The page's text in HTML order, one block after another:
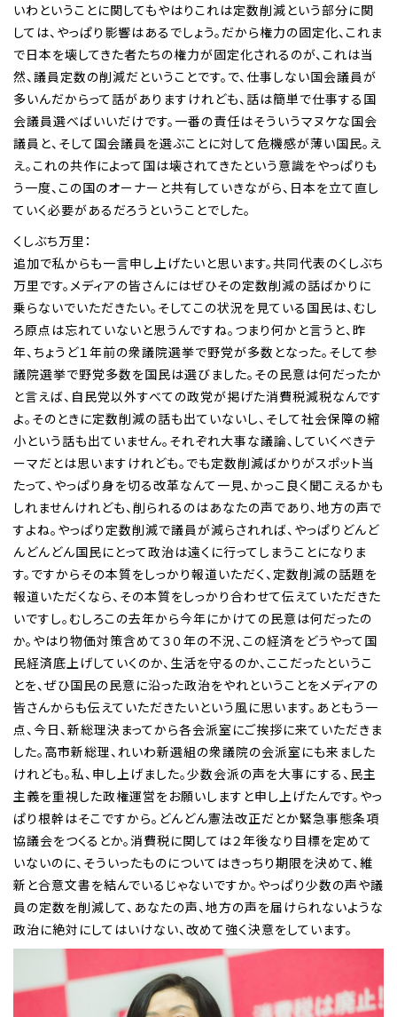
いわということに関してもやはりこれは定数削減という部分に関
しては、やっぱり影響はあるでしょう。だから権力の固定化、これま
で日本を壊してきた者たちの権力が固定化されるのが、これは当
然、議員定数の削減だということです。で、仕事しない国会議員が
多いんだからって話がありますけれども、話は簡単で仕事する国
会議員選べばいいだけです。一番の責任はそういうマヌケな国会
議員と、そして国会議員を選ぶことに対して危機感が薄い国民。え
え。これの共作によって国は壊されてきたという意識をやっぱりも
う一度、この国のオーナーと共有していきながら、日本を立て直し
ていく必要があるだろうということでした。
くしぶち万里：
追加で私からも一言申し上げたいと思います。共同代表のくしぶち
万里です。メディアの皆さんにはぜひその定数削減の話ばかりに
乗らないでいただきたい。そしてこの状況を見ている国民は、むし
ろ原点は忘れていないと思うんですね。つまり何かと言うと、昨
年、ちょうど１年前の衆議院選挙で野党が多数となった。そして参
議院選挙で野党多数を国民は選びました。その民意は何だったか
と言えば、自民党以外すべての政党が掲げた消費税減税なんです
よ。そのときに定数削減の話も出ていないし、そして社会保障の縮
小という話も出ていません。それぞれ大事な議論、していくべきテ
ーマだとは思いますけれども。でも定数削減ばかりがスポット当
たって、やっぱり身を切る改革なんて一見、かっこ良く聞こえるかも
しれませんけれども、削られるのはあなたの声であり、地方の声で
すよね。やっぱり定数削減で議員が減らされれば、やっぱりどんど
んどんどん国民にとって政治は遠くに行ってしまうことになりま
す。ですからその本質をしっかり報道いただく、定数削減の話題を
報道いただくなら、その本質をしっかり合わせて伝えていただきた
いですし。むしろこの去年から今年にかけての民意は何だったの
か。やはり物価対策含めて３０年の不況、この経済をどうやって国
民経済底上げしていくのか、生活を守るのか、ここだったというこ
とを、ぜひ国民の民意に沿った政治をやれということをメディアの
皆さんからも伝えていただきたいという風に思います。あともう一
点、今日、新総理決まってから各会派室にご挨拶に来ていただきま
した。高市新総理、れいわ新選組の衆議院の会派室にも来ました
けれども。私、申し上げました。少数会派の声を大事にする、民主
主義を重視した政権運営をお願いしますと申し上げたんです。やっ
ぱり根幹はそこですから。どんどん憲法改正だとか緊急事態条項
協議会をつくるとか。消費税に関しては２年後なり目標を定めて
いないのに、そういったものについてはきっちり期限を決めて、維
新と合意文書を結んでいるじゃないですか。やっぱり少数の声や議
員の定数を削減して、あなたの声、地方の声を届けられないような
政治に絶対にしてはいけない、改めて強く決意をしています。